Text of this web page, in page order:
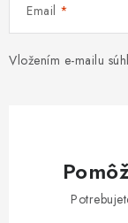
Email
Vložením e-mailu